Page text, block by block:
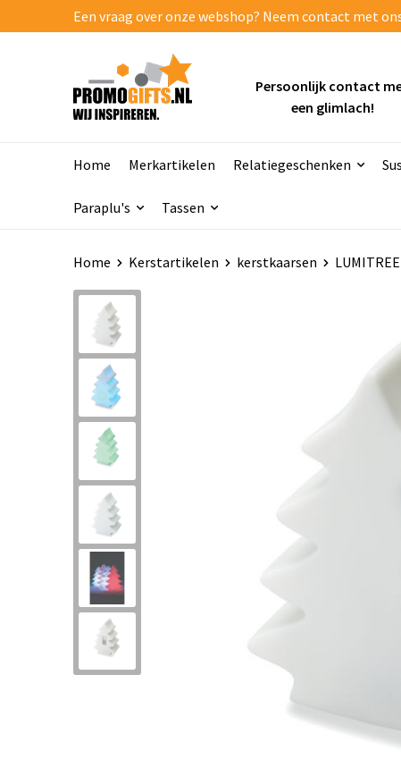
Een vraag over onze webshop? Neem contact met
Persoonlijk contact
een glimlach!
Home Merkartikelen Relatiegeschenken
Paraplu's Tassen
Home Kerstartikelen kerstkaarsen